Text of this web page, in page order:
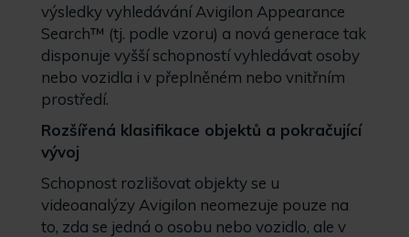
výsledky vyhledávání Avigilon Appearance
Search™ (tj. podle vzoru) a nová generace tak
disponuje vyšší schopností vyhledávat osoby
nebo vozidla i v přeplněném nebo vnitřním
prostředí.
Rozšířená klasifikace objektů a pokračující
vývoj
Schopnost rozlišovat objekty se u
videoanalýzy Avigilon neomezuje pouze na
to, zda se jedná o osobu nebo vozidlo, ale v